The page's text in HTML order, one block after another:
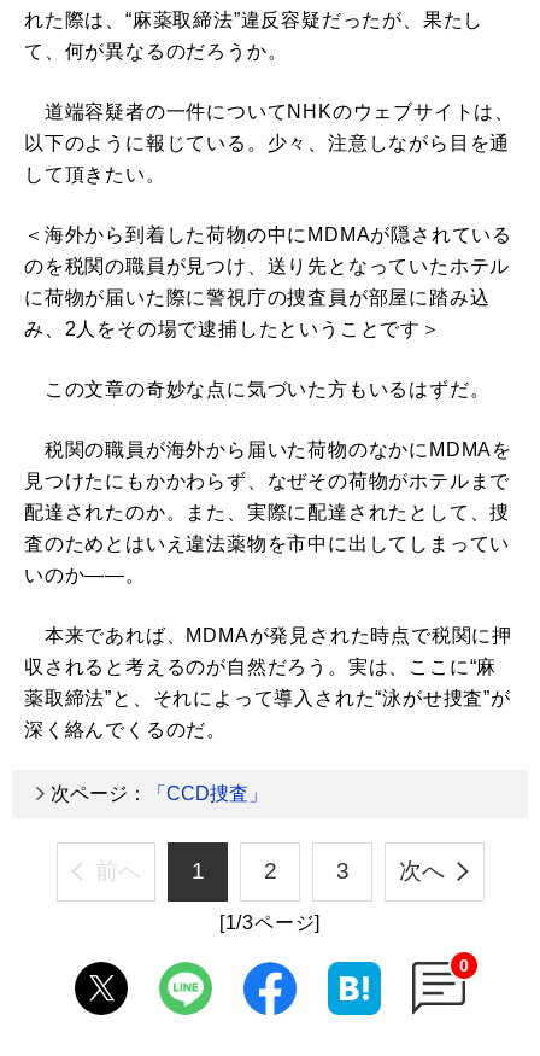
れた際は、“麻薬取締法”違反容疑だったが、果たし
て、何が異なるのだろうか。
道端容疑者の一件についてNHKのウェブサイトは、
以下のように報じている。少々、注意しながら目を通
して頂きたい。
＜海外から到着した荷物の中にMDMAが隠されている
のを税関の職員が見つけ、送り先となっていたホテル
に荷物が届いた際に警視庁の捜査員が部屋に踏み込
み、2人をその場で逮捕したということです＞
この文章の奇妙な点に気づいた方もいるはずだ。
税関の職員が海外から届いた荷物のなかにMDMAを
見つけたにもかかわらず、なぜその荷物がホテルまで
配達されたのか。また、実際に配達されたとして、捜
査のためとはいえ違法薬物を市中に出してしまってい
いのか――。
本来であれば、MDMAが発見された時点で税関に押
収されると考えるのが自然だろう。実は、ここに“麻
薬取締法”と、それによって導入された“泳がせ捜査”が
深く絡んでくるのだ。
次ページ： 「CCD捜査」
前へ 1 2 3 次へ
[1/3ページ]
0